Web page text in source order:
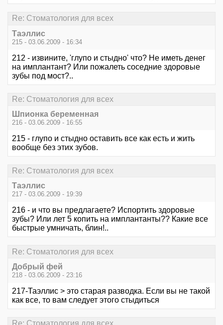
Re: Стоматология для всех
Таэллис
215 - 03.06.2009 - 16:34
212 - извините, 'глупо и стыдно' что? Не иметь денег
на имплантант? Или пожалеть соседние здоровые
зубы под мост?..
Re: Стоматология для всех
Шпионка беременная
216 - 03.06.2009 - 16:55
215 - глупо и стыдно оставить все как есть и жить
вообще без этих зубов.
Re: Стоматология для всех
Таэллис
217 - 03.06.2009 - 19:39
216 - и что вы предлагаете? Испортить здоровые
зубы? Или лет 5 копить на имплантанты?? Какие все
быстрые умничать, блин!..
Re: Стоматология для всех
Добрый фей
218 - 03.06.2009 - 23:16
217-Таэллис > это старая разводка. Если вы не такой
как все, то вам следует этого стыдиться
Re: Стоматология для всех